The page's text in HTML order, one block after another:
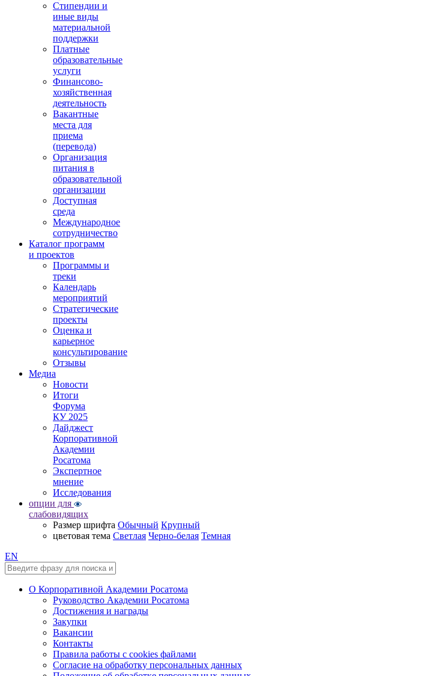
Стипендии и
иные виды
материальной
поддержки
Платные
образовательные
услуги
Финансово-
хозяйственная
деятельность
Вакантные
места для
приема
(перевода)
Организация
питания в
образовательной
организации
Доступная
среда
Международное
сотрудничество
Каталог программ
и проектов
Программы и
треки
Календарь
мероприятий
Стратегические
проекты
Оценка и
карьерное
консультирование
Отзывы
Медиа
Новости
Итоги
Форума
КУ 2025
Дайджест
Корпоративной
Академии
Росатома
Экспертное
мнение
Исследования
опции для
слабовидящих
Размер шрифта Обычный Крупный
цветовая тема Светлая Черно-белая Темная
EN
О Корпоративной Академии Росатома
Руководство Академии Росатома
Достижения и награды
Закупки
Вакансии
Контакты
Правила работы с cookies файлами
Согласие на обработку персональных данных